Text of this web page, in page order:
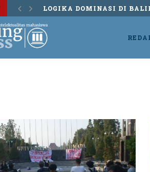
LOGIKA DOMINASI DI